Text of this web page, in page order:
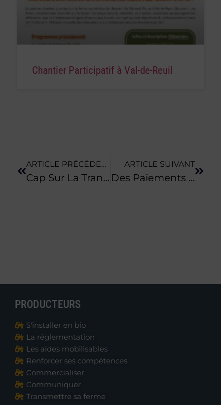
Chantier Participatif à Val-de-Reuil
ARTICLE PRÉCÉDENT
Cap Sur La Transmission Des Fermes Bio En Normandie | Le Renouvellement Des Générations En Agriculture : Un Enjeu De Politiques Publiques
ARTICLE SUIVANT
Des Paiements Pour Services Environnementaux Spécifiques À Eau De Paris
PRODUCTEURS
S'installer en bio
La réglementation
Les aides mobilisables
Renforcer ses compétences
Commercialiser
Communiquer
Transmettre sa ferme